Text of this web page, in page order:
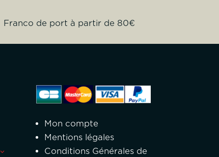
Franco de port à partir de 80€
3
Mon compte
Mentions légales
Conditions Générales de